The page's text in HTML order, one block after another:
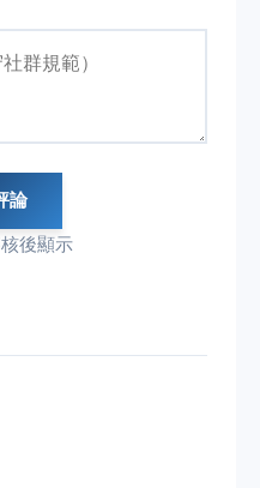
論
後顯示